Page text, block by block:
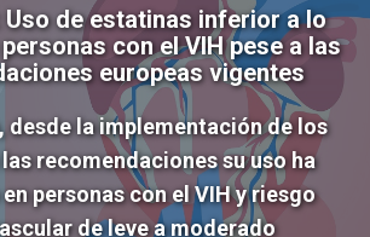
Uso de estatinas inferior a lo
con el VIH pese a las
europeas vigentes
desde la implementación de los
recomendaciones su uso ha
personas con el VIH y riesgo
de leve a moderado